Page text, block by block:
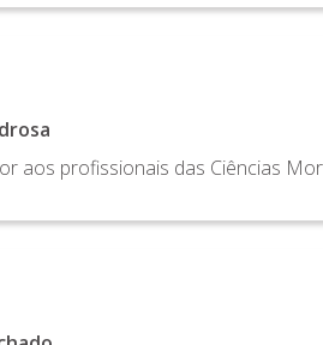
aos profissionais das Ciências